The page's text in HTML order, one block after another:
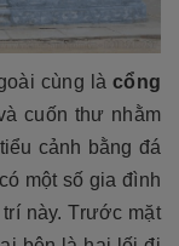
cùng là cổng
cuốn thư nhằm
cảnh bằng đá
một số gia đình
này. Trước mặt